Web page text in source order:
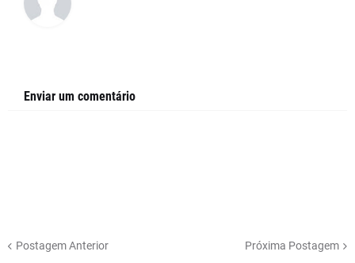
Enviar um comentário
Postagem Anterior Próxima Postagem